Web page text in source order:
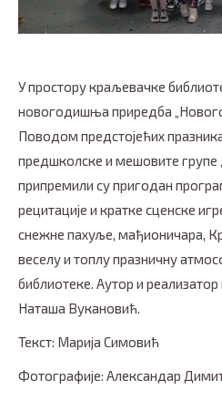
У простору краљевачке
новогодишња приредба
Поводом предстојећих
предшколске и мешовите групе
припремили су пригодан
рецитације и кратке сценске
снежне пахуље, мађионичара,
веселу и топлу празничну
библиотеке. Аутор и реализатор
Наташа Вукановић.
Текст: Марија Симовић
Фотографије: Александар